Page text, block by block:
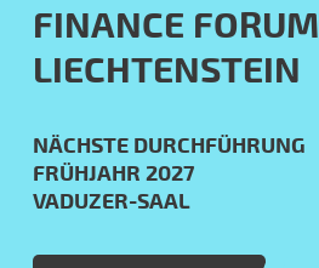
FINANCE FORUM
LIECHTENSTEIN
NÄCHSTE DURCHFÜHRUNG
FRÜHJAHR 2027
VADUZER-SAAL